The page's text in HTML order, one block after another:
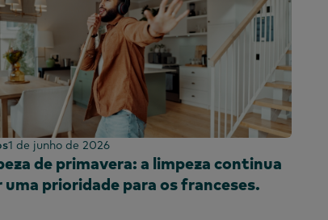
1 de junho de 2026
de primavera: a limpeza continua
uma prioridade para os franceses.